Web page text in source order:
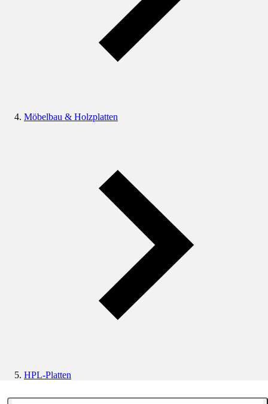
Möbelbau & Holzplatten
HPL-Platten